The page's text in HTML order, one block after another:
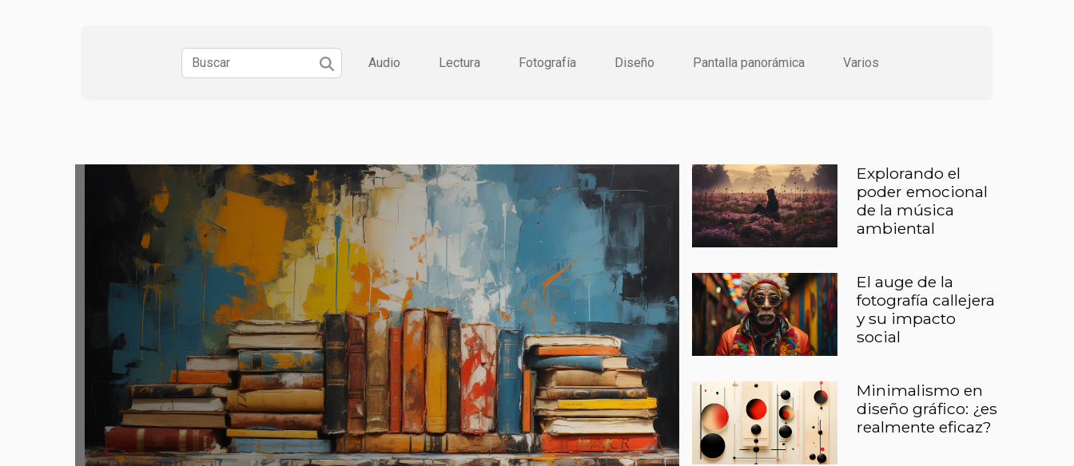
Audio Lectura Fotografía Diseño Pantalla panorámica Varios
Explorando el
poder emocional
de la música
ambiental
El auge de la
fotografía callejera
y su impacto
social
Minimalismo en
diseño gráfico: ¿es
realmente eficaz?